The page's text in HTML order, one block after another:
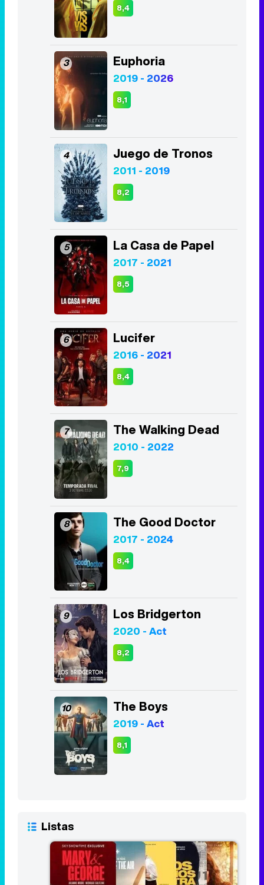
8,4
3 Euphoria
2019 - 2026
8,1
4 Juego de Tronos
2011 - 2019
8,2
5 La Casa de Papel
2017 - 2021
8,5
6 Lucifer
2016 - 2021
8,4
7 The Walking Dead
2010 - 2022
7,9
8 The Good Doctor
2017 - 2024
8,4
9 Los Bridgerton
2020 - Act
8,2
10 The Boys
2019 - Act
8,1
Listas